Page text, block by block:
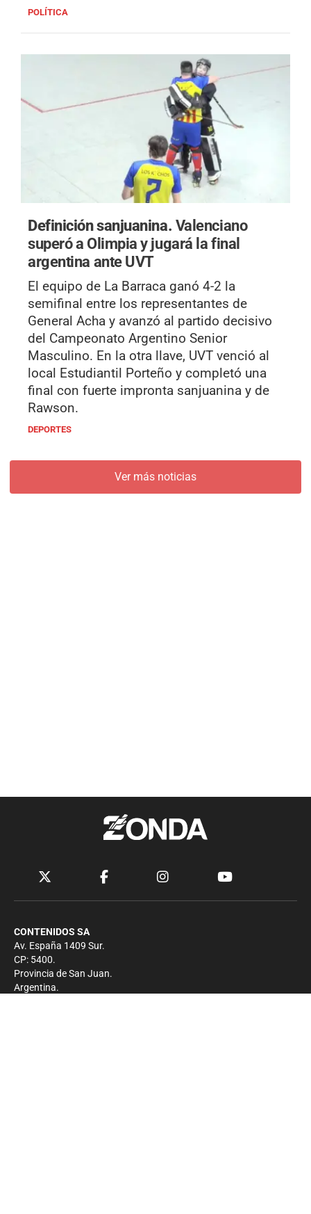
POLÍTICA
Definición sanjuanina. Valenciano
superó a Olimpia y jugará la final
argentina ante UVT
El equipo de La Barraca ganó 4-2 la
semifinal entre los representantes de
General Acha y avanzó al partido decisivo
del Campeonato Argentino Senior
Masculino. En la otra llave, UVT venció al
local Estudiantil Porteño y completó una
final con fuerte impronta sanjuanina y de
Rawson.
DEPORTES
Ver más noticias
CONTENIDOS SA
Av. España 1409 Sur.
CP: 5400.
Provincia de San Juan.
Argentina.